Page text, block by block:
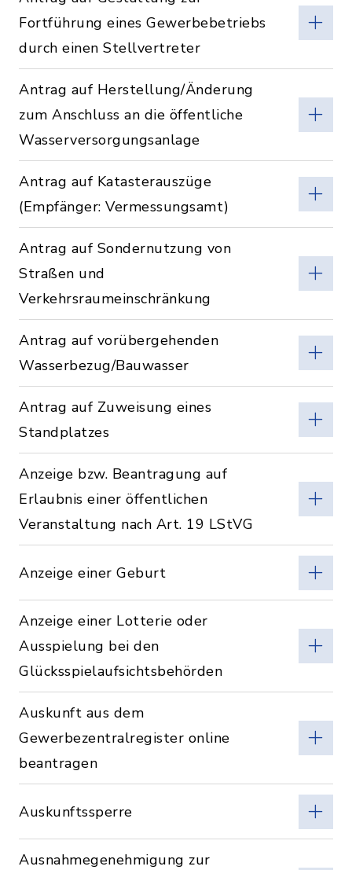
Fortführung eines Gewerbebetriebs
durch einen Stellvertreter
Antrag auf Herstellung/Änderung
zum Anschluss an die öffentliche
Wasserversorgungsanlage
Antrag auf Katasterauszüge
(Empfänger: Vermessungsamt)
Antrag auf Sondernutzung von
Straßen und
Verkehrsraumeinschränkung
Antrag auf vorübergehenden
Wasserbezug/Bauwasser
Antrag auf Zuweisung eines
Standplatzes
Anzeige bzw. Beantragung auf
Erlaubnis einer öffentlichen
Veranstaltung nach Art. 19 LStVG
Anzeige einer Geburt
Anzeige einer Lotterie oder
Ausspielung bei den
Glücksspielaufsichtsbehörden
Auskunft aus dem
Gewerbezentralregister online
beantragen
Auskunftssperre
Ausnahmegenehmigung zur